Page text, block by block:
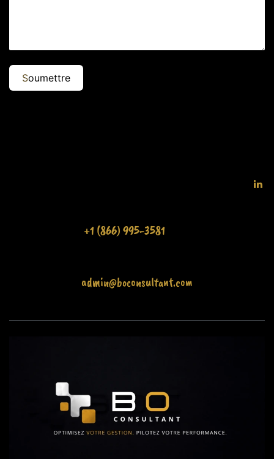
Soumettre
+1 (866) 995-3581
admin@boconsultant.com